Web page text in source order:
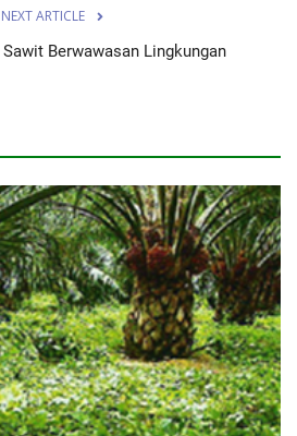
NEXT ARTICLE
Berwawasan Lingkungan